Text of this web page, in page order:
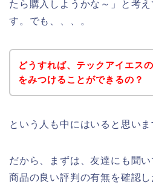
たら購入しようかな～」と考
す。でも、、、。
どうすれば、テックアイエス
をみつけることができるの？
という人も中にはいると思いま
だから、まずは、友達にも聞
商品の良い評判の有無を確認